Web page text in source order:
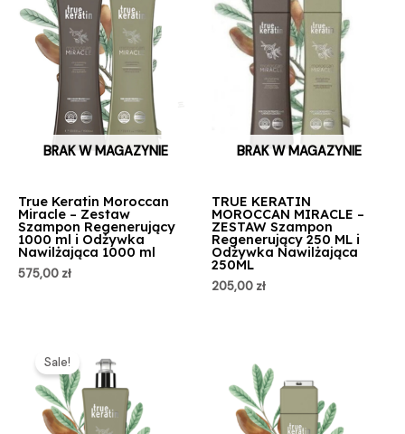
BRAK W MAGAZYNIE
True Keratin Moroccan
Miracle – Zestaw
Szampon Regenerujący
1000 ml i Odżywka
Nawilżająca 1000 ml
575,00 zł
BRAK W MAGAZYNIE
TRUE KERATIN
MOROCCAN MIRACLE –
ZESTAW Szampon
Regenerujący 250 ML i
Odżywka Nawilżająca
250ML
205,00 zł
Sale!
wynosiła:
349,00 zł.325,00 zł.